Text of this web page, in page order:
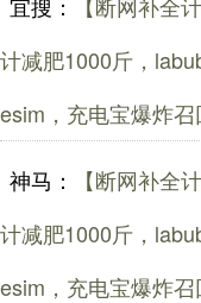
计减肥1000斤，
esim，充电宝爆炸
神马：
【断网补全
计减肥1000斤，
esim，充电宝爆炸